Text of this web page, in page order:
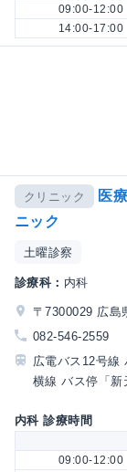
09:00-12:00
14:00-17:00
クリニック
医
ニック
土曜診察
診療科： 内科
〒7300029 広島
082-546-2559
広電バス12号線
横線 バス停「新
内科 診療時間
09:00-12:00